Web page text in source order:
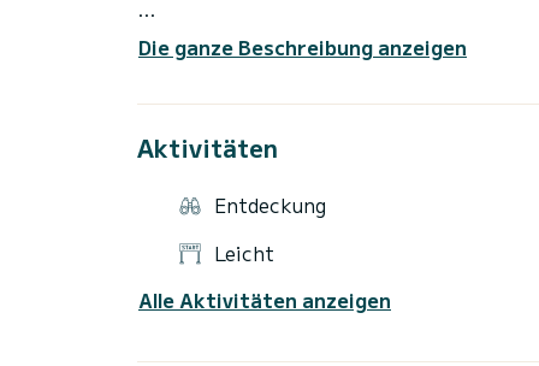
-Wasserski
Vor Ort bei Abfahrt vom Boot zu zahlen,
!! Treibstoff nicht inbegriffen!!
Ende des Tages in Rechnung, um zu
beschädigen könnten!!
Treffpunkt für die Abfahrt :
Sie finden Parkplätze zum Abstellen von
Die ganze Beschreibung anzeigen
Aktivitäten
Entdeckung
Leicht
Alle Aktivitäten anzeigen